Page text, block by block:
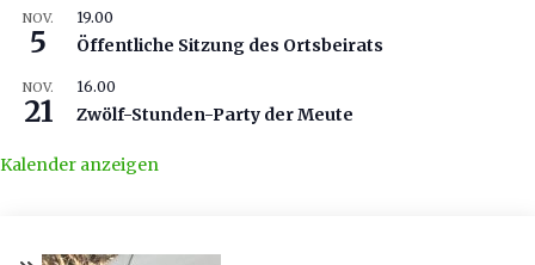
NOV.
5
19.00
Öffentliche Sitzung des Ortsbeirats
NOV.
21
16.00
Zwölf-Stunden-Party der Meute
Kalender anzeigen